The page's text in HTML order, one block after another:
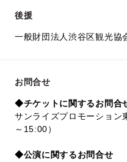
後援
一般財団法人渋谷区観光協
お問合せ
◆チケットに関するお問合
サンライズプロモーショ
～15:00）
◆公演に関するお問合せ